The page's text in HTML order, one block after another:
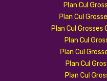
Plan Cul
Plan Cul
Plan Cul
Plan Cul
Plan Cul
Plan Cul
Plan Cul